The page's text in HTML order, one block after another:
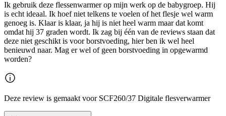
Ik gebruik deze flessenwarmer op mijn werk op de babygroep. Hij
is echt ideaal. Ik hoef niet telkens te voelen of het flesje wel warm
genoeg is. Klaar is klaar, ja hij is niet heel warm maar dat komt
omdat hij 37 graden wordt. Ik zag bij één van de reviews staan dat
deze niet geschikt is voor borstvoeding, hier ben ik wel heel
benieuwd naar. Mag er wel of geen borstvoeding in opgewarmd
worden?
Deze review is gemaakt voor SCF260/37 Digitale flesverwarmer